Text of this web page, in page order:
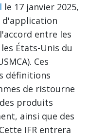
le 17 janvier 2025,
entre les
États-Unis du
Ces
définitions
de ristourne
produits
ainsi que des
IFR entrera